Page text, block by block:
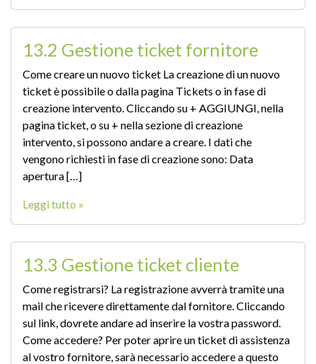
13.2 Gestione ticket fornitore
Come creare un nuovo ticket La creazione di un nuovo
ticket è possibile o dalla pagina Tickets o in fase di
creazione intervento. Cliccando su + AGGIUNGI, nella
pagina ticket, o su + nella sezione di creazione
intervento, si possono andare a creare. I dati che
vengono richiesti in fase di creazione sono: Data
apertura […]
Leggi tutto »
13.3 Gestione ticket cliente
Come registrarsi? La registrazione avverrà tramite una
mail che ricevere direttamente dal fornitore. Cliccando
sul link, dovrete andare ad inserire la vostra password.
Come accedere? Per poter aprire un ticket di assistenza
al vostro fornitore, sarà necessario accedere a questo